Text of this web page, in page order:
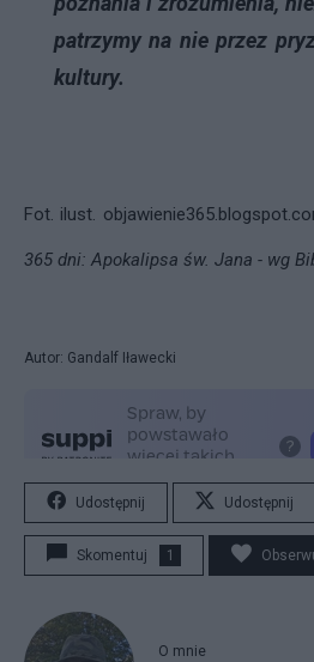
patrzymy na nie przez
kultury.
Fot. ilust.
365 dni: Apokalipsa św. Jana - wg
Autor: Gandalf Iławecki
Udostępnij Udostępnij
Skomentuj 1
O mnie